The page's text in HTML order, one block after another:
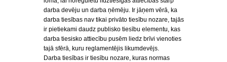
darba devēju un darba ņēmēju. Ir jāņem vērā, ka
darba tiesības nav tikai privāto tiesību nozare, tajās
ir pietiekami daudz publisko tiesību elementu, kas
darba tiesisko attiecību pusēm liedz brīvi vienoties
tajā sfērā, kuru reglamentējis likumdevējs.
Darba tiesības ir tiesību nozare, kuras normas